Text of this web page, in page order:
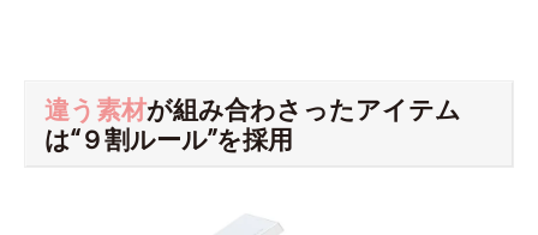
違う素材が組み合わさったアイテム
は“９割ルール”を採用